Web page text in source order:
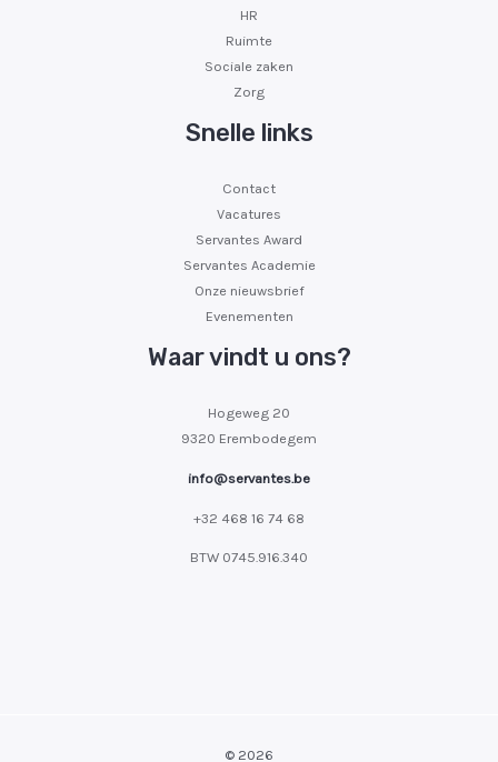
HR
Ruimte
Sociale zaken
Zorg
Snelle links
Contact
Vacatures
Servantes Award
Servantes Academie
Onze nieuwsbrief
Evenementen
Waar vindt u ons?
Hogeweg 20
9320 Erembodegem
info@servantes.be
+32 468 16 74 68
BTW 0745.916.340
© 2026